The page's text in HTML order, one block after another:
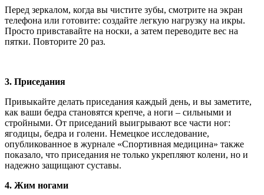
Перед зеркалом, когда вы чистите зубы, смотрите на экран
телефона или готовите: создайте легкую нагрузку на икры.
Просто привставайте на носки, а затем переводите вес на
пятки. Повторите 20 раз.
3. Приседания
Привыкайте делать приседания каждый день, и вы заметите,
как ваши бедра становятся крепче, а ноги – сильными и
стройными. От приседаний выигрывают все части ног:
ягодицы, бедра и голени. Немецкое исследование,
опубликованное в журнале «Спортивная медицина» также
показало, что приседания не только укрепляют колени, но и
надежно защищают суставы.
4. Жим ногами